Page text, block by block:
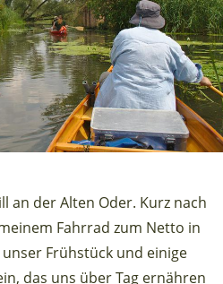
an der Alten Oder. Kurz nach
Fahrrad zum Netto in
Frühstück und einige
das uns über Tag ernähren